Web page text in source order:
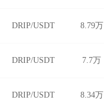
DRIP/USDT 8.79万
DRIP/USDT 7.7万
DRIP/USDT 8.34万